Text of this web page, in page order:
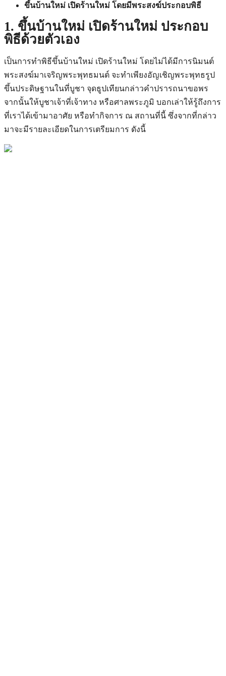
ขึ้นบ้านใหม่ เปิดร้านใหม่ โดยมีพระสงฆ์ประกอบพิธี
1. ขึ้นบ้านใหม่ เปิดร้านใหม่ ประกอบ
พิธีด้วยตัวเอง
เป็นการทำพิธีขึ้นบ้านใหม่ เปิดร้านใหม่ โดยไม่ได้มีการนิมนต์
พระสงฆ์มาเจริญพระพุทธมนต์ จะทำเพียงอัญเชิญพระพุทธรูป
ขึ้นประดิษฐานในที่บูชา จุดธูปเทียนกล่าวคำปรารถนาขอพร
จากนั้นให้บูชาเจ้าที่เจ้าทาง หรือศาลพระภูมิ บอกเล่าให้รู้ถึงการ
ที่เราได้เข้ามาอาศัย หรือทำกิจการ ณ สถานที่นี้ ซึ่งจากที่กล่าว
มาจะมีรายละเอียดในการเตรียมการ ดังนี้